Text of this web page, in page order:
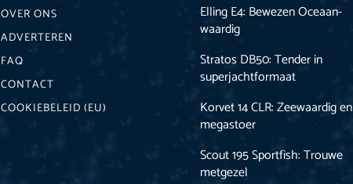
OVER ONS
ADVERTEREN
FAQ
CONTACT
COOKIEBELEID (EU)
Elling E4: Bewezen Oceaan-
waardig
Stratos DB50: Tender in
superjachtformaat
Korvet 14 CLR: Zeewaardig en
megastoer
Scout 195 Sportfish: Trouwe
metgezel